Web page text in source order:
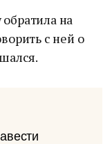
на
с ней о